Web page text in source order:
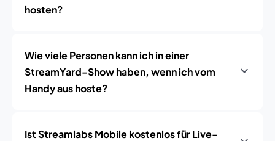
hosten?
Wie viele Personen kann ich in einer
StreamYard-Show haben, wenn ich vom
Handy aus hoste?
Ist Streamlabs Mobile kostenlos für Live-